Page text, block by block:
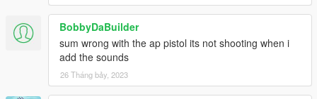
BobbyDaBuilder
sum wrong with the ap pistol its not shooting when i
add the sounds
26 Tháng bảy, 2023